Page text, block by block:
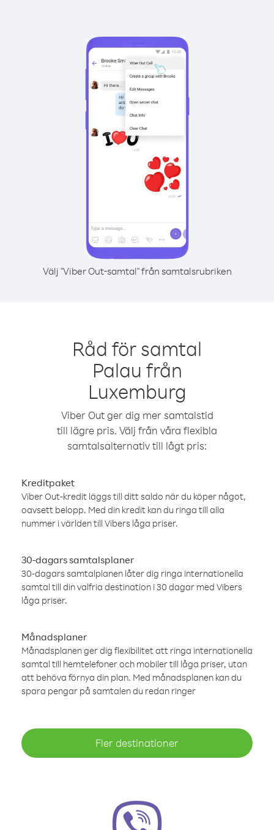
Välj "Viber Out-samtal" från samtalsrubriken
Råd för samtal
Palau från
Luxemburg
Viber Out ger dig mer samtalstid
till lägre pris. Välj från våra flexibla
samtalsalternativ till lågt pris:
Kreditpaket
Viber Out-kredit läggs till ditt saldo när du köper något,
oavsett belopp. Med din kredit kan du ringa till alla
nummer i världen till Vibers låga priser.
30-dagars samtalsplaner
30-dagars samtalplanen låter dig ringa internationella
samtal till din valfria destination i 30 dagar med Vibers
låga priser.
Månadsplaner
Månadsplanen ger dig flexibilitet att ringa internationella
samtal till hemtelefoner och mobiler till låga priser, utan
att behöva förnya din plan. Med månadsplanen kan du
spara pengar på samtalen du redan ringer
Fler destinationer